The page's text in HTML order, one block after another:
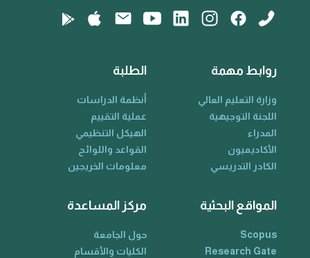
روابط مهمة
وزارة التعليم العالي
اللجنة التوجيهية
المدراء
الأكاديميون
الكادر التدريسي
الطلبة
أنظمة الدراسات
عملية التقييم
الهيكل التنظيمي
القواعد واللوائح
معلومات الخريجين
المواقع البحثية
Scopus
Research Gate
مركز المساعدة
حول الجامعة
الكليات والأقسام